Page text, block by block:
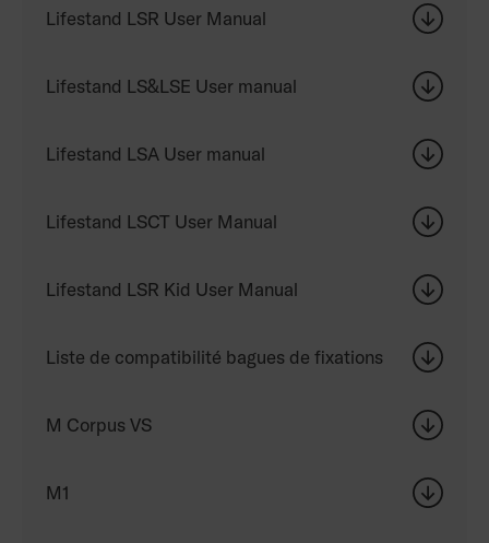
Lifestand LSR User Manual
Lifestand LS&LSE User manual
Lifestand LSA User manual
Lifestand LSCT User Manual
Lifestand LSR Kid User Manual
Liste de compatibilité bagues de fixations
M Corpus VS
M1